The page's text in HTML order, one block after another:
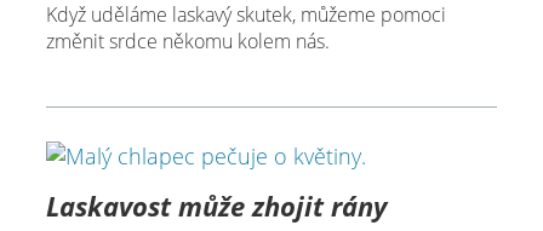
Když uděláme laskavý skutek, můžeme pomoci
změnit srdce někomu kolem nás.
Laskavost může zhojit rány